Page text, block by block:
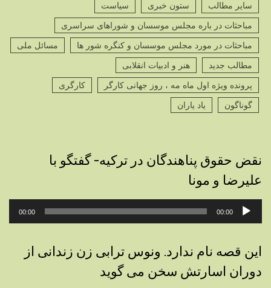
سایر مطالب
ستون خبری
سیاست
مباحثات در باره مجلس موسسان و شوراهای سراسری
مباحثات در مورد مجلس موسسان و کنگره شور ها
مسائل ملی
مطالب جدید
هنر و ادبیات انقلابی
پرونده ویژه اول ماه مه ، روز جهانی کارگر
کارگری
گوناگون
یاد یاران
نقض حقوق پناهندگان در ترکیه- گفتگو با
علیرضا و مونا
پخش‌کننده
صوت
00:00
00:00
این قصه نام ندارد. ونوس ترابی زن زندانی از
دوران اسارتش سخن می گوید